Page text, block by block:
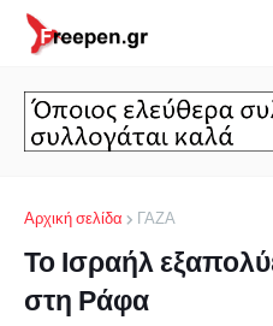
Αρχική σελίδα ΓΑΖΑ
Το Ισραήλ
στη Ράφα